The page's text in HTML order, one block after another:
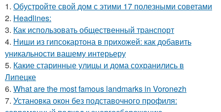
1. Обустройте свой дом с этими 17 полезными советами
2. Headlines:
3. Как использовать общественный транспорт
4. Ниши из гипсокартона в прихожей: как добавить
уникальности вашему интерьеру
5. Какие старинные улицы и дома сохранились в
Липецке
6. What are the most famous landmarks in Voronezh
7. Установка окон без подставочного профиля: